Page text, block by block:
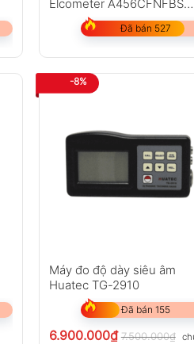
Elcometer A456CFNFBS
(Chưa bao gồm đầu dò)
Đã bán 527
-8%
Máy đo độ dày siêu âm
Huatec TG-2910
Đã bán 155
6.900.000₫ 7.500.000₫